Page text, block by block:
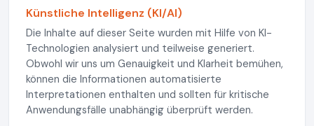
Künstliche Intelligenz (KI/AI)
Die Inhalte auf dieser Seite wurden mit Hilfe von KI-
Technologien analysiert und teilweise generiert.
Obwohl wir uns um Genauigkeit und Klarheit bemühen,
können die Informationen automatisierte
Interpretationen enthalten und sollten für kritische
Anwendungsfälle unabhängig überprüft werden.